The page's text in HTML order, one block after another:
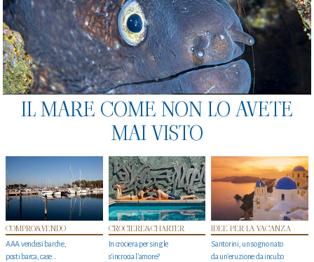
IL MARE COME NON LO AVETE
MAI VISTO
COMPRO&VENDO
AAA vendesi barche,
posti barca, case…
CROCIERE&CHARTER
In crociera per single
s'incrocia l’amore?
IDEE PER LA VACANZA
Santorini, un sogno nato
da un’eruzione da incubo